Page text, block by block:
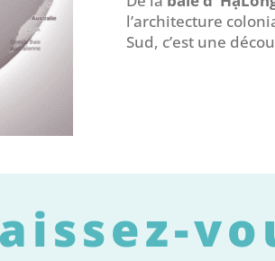
l’architecture
Sud, c’est une